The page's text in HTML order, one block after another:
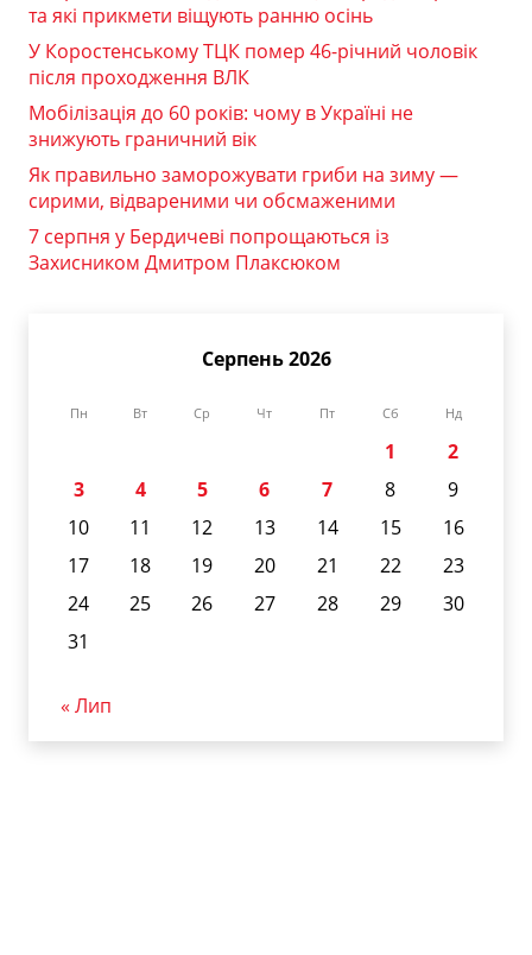
та які прикмети віщують ранню осінь
У Коростенському ТЦК помер 46-річний чоловік
після проходження ВЛК
Мобілізація до 60 років: чому в Україні не
знижують граничний вік
Як правильно заморожувати гриби на зиму —
сирими, відвареними чи обсмаженими
7 серпня у Бердичеві попрощаються із
Захисником Дмитром Плаксюком
Серпень 2026
Пн Вт Ср Чт Пт Сб Нд
1
2
3
4 5 6 7 8
9
10
11 12 13 14 15
16
17
18 19 20 21 22
23
24
25 26 27 28 29
30
31
« Лип